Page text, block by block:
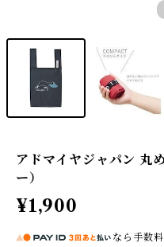
アドマイヤジャパン 丸
ー）
¥1,900
なら 手数